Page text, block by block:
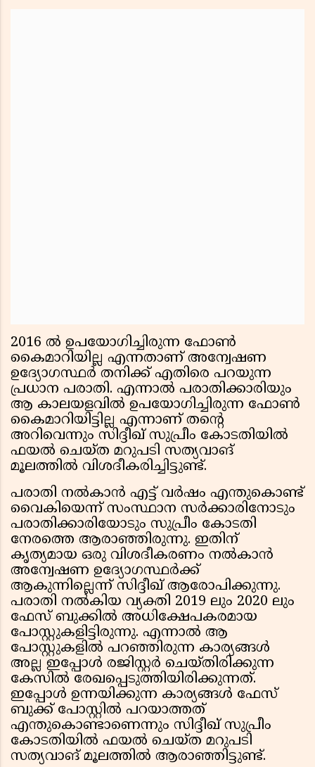
2016 ല്‍ ഉപയോഗിച്ചിരുന്ന ഫോണ്‍
കൈമാറിയില്ല എന്നതാണ് അന്വേഷണ
ഉദ്യോഗസ്ഥര്‍ തനിക്ക് എതിരെ പറയുന്ന
പ്രധാന പരാതി. എന്നാല്‍ പരാതിക്കാരിയും
ആ കാലയളവില്‍ ഉപയോഗിച്ചിരുന്ന ഫോണ്‍
കൈമാറിയിട്ടില്ല എന്നാണ് തന്റെ
അറിവെന്നും സിദ്ദീഖ് സുപ്രീം കോടതിയില്‍
ഫയല്‍ ചെയ്ത മറുപടി സത്യവാങ്
മൂലത്തില്‍ വിശദീകരിച്ചിട്ടുണ്ട്.
പരാതി നല്‍കാന്‍ എട്ട് വര്‍ഷം എന്തുകൊണ്ട്
വൈകിയെന്ന് സംസ്ഥാന സര്‍ക്കാരിനോടും
പരാതിക്കാരിയോടും സുപ്രീം കോടതി
നേരത്തെ ആരാഞ്ഞിരുന്നു. ഇതിന്
കൃത്യമായ ഒരു വിശദീകരണം നല്‍കാന്‍
അന്വേഷണ ഉദ്യോഗസ്ഥര്‍ക്ക്
ആകുന്നില്ലെന്ന് സിദ്ദീഖ് ആരോപിക്കുന്നു.
പരാതി നല്‍കിയ വ്യക്തി 2019 ലും 2020 ലും
ഫേസ് ബുക്കില്‍ അധിക്ഷേപകരമായ
പോസ്റ്റുകളിട്ടിരുന്നു. എന്നാല്‍ ആ
പോസ്റ്റുകളില്‍ പറഞ്ഞിരുന്ന കാര്യങ്ങള്‍
അല്ല ഇപ്പോള്‍ രജിസ്റ്റര്‍ ചെയ്തിരിക്കുന്ന
കേസില്‍ രേഖപ്പെടുത്തിയിരിക്കുന്നത്.
ഇപ്പോള്‍ ഉന്നയിക്കുന്ന കാര്യങ്ങള്‍ ഫേസ്
ബുക്ക് പോസ്റ്റില്‍ പറയാത്തത്
എന്തുകൊണ്ടാണെന്നും സിദ്ദീഖ് സുപ്രീം
കോടതിയില്‍ ഫയല്‍ ചെയ്ത മറുപടി
സത്യവാങ് മൂലത്തില്‍ ആരാഞ്ഞിട്ടുണ്ട്.